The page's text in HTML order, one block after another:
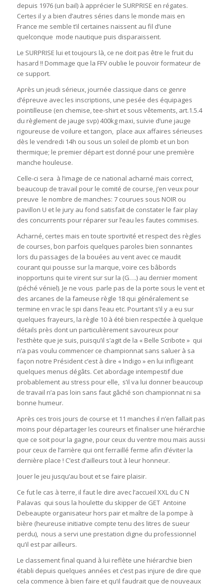
depuis 1976 (un bail) à apprécier le SURPRISE en régates.
Certes il y a bien d’autres séries dans le monde mais en
France me semble t’il certaines naissent au fil d’une
quelconque mode nautique puis disparaissent.
Le SURPRISE lui et toujours là, ce ne doit pas être le fruit du
hasard !! Dommage que la FFV oublie le pouvoir formateur de
ce support.
Après un jeudi sérieux, journée classique dans ce genre
d’épreuve avec les inscriptions, une pesée des équipages
pointilleuse (en chemise, tee-shirt et sous vêtements, art.1.5.4
du règlement de jauge svp) 400kg maxi, suivie d’une jauge
rigoureuse de voilure et tangon, place aux affaires sérieuses
dès le vendredi 14h ou sous un soleil de plomb et un bon
thermique; le premier départ est donné pour une première
manche houleuse.
Celle-ci sera à l’image de ce national acharné mais correct,
beaucoup de travail pour le comité de course, j’en veux pour
preuve le nombre de manches: 7 courues sous NOIR ou
pavillon U et le jury au fond satisfait de constater le fair play
des concurrents pour réparer sur l’eau les fautes commises.
Acharné, certes mais en toute sportivité et respect des règles
de courses, bon parfois quelques paroles bien sonnantes
lors du passages de la bouées au vent avec ce maudit
courant qui pousse sur la marque, voire ces bâbords
inopportuns qui te virent sur sur la (G….) au dernier moment
(péché véniel). Je ne vous parle pas de la porte sous le vent et
des arcanes de la fameuse règle 18 qui généralement se
termine en vrac le spi dans l’eau etc. Pourtant s’il y a eu sur
quelques frayeurs, la règle 10 à été bien respectée à quelque
détails près dont un particulièrement savoureux pour
l’esthète que je suis, puisqu’il s’agit de la « Belle Scribote » qui
n’a pas voulu commencer ce championnat sans saluer à sa
façon notre Président c’est à dire « Indigo » en lui infligeant
quelques menus dégâts. Cet abordage intempestif due
probablement au stress pour elle, s’il va lui donner beaucoup
de travail n’a pas loin sans faut gâché son championnat ni sa
bonne humeur.
Après ces trois jours de course et 11 manches il n’en fallait pas
moins pour départager les coureurs et finaliser une hiérarchie
que ce soit pour la gagne, pour ceux du ventre mou mais aussi
pour ceux de l’arrière qui ont ferraillé ferme afin d’éviter la
dernière place ! C’est d’ailleurs tout à leur honneur.
Jouer le jeu jusqu’au bout et se faire plaisir.
Ce fut le cas à terre, il faut le dire avec l’accueil XXL du C N
Palavas qui sous la houlette du skipper de GET Antoine
Debeaupte organisateur hors pair et maître de la pompe à
bière (heureuse initiative compte tenu des litres de sueur
perdu), nous a servi une prestation digne du professionnel
qu’il est par ailleurs.
Le classement final quand à lui reflète une hiérarchie bien
établi depuis quelques années et c’est pas injure de dire que
cela commence à bien faire et qu’il faudrait que de nouveaux